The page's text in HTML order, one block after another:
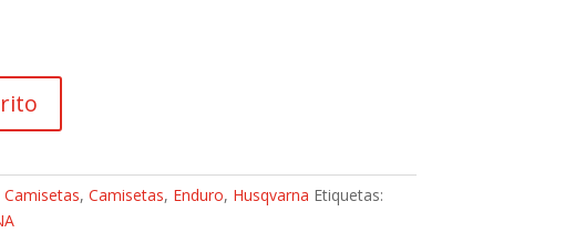
Camisetas, Camisetas, Enduro, Husqvarna Etiquetas: